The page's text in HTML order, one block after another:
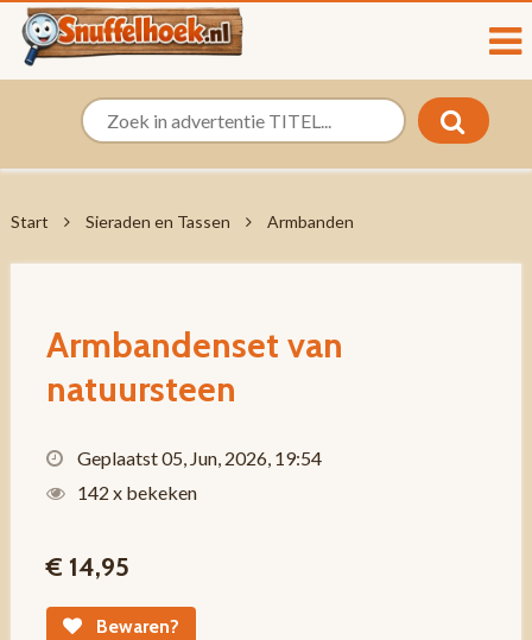
Start Sieraden en Tassen Armbanden
Armbandenset van
natuursteen
Geplaatst 05, Jun, 2026, 19:54
142 x bekeken
€ 14,95
Bewaren?